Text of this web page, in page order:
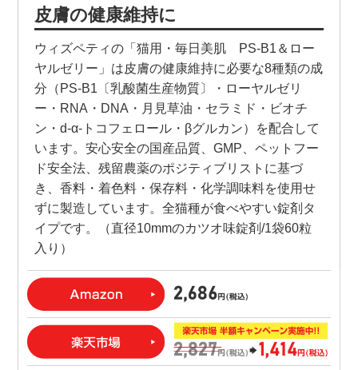
皮膚の健康維持に
ウィズペティの「猫用・毎日美肌 PS-B1＆ロー
ヤルゼリー」は皮膚の健康維持に必要な8種類の成
分（PS-B1〔乳酸菌生産物質〕・ローヤルゼリ
ー・RNA・DNA・月見草油・セラミド・ビオチ
ン・d-α-トコフェロール・βグルカン）を配合して
います。安心安全の国産品質、GMP、ペットフー
ド安全法、残留農薬のポジティブリストに基づ
き、香料・着色料・保存料・化学調味料を使用せ
ずに製造しています。全猫種が食べやすい錠剤タ
イプです。（直径10mmのカツオ味錠剤/1袋60粒
入り）